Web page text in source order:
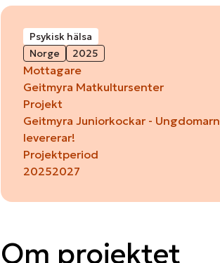
Psykisk hälsa
Norge
2025
Mottagare
Geitmyra Matkultursenter
Projekt
Geitmyra Juniorkockar -
levererar!
Projektperiod
20252027
Om projektet